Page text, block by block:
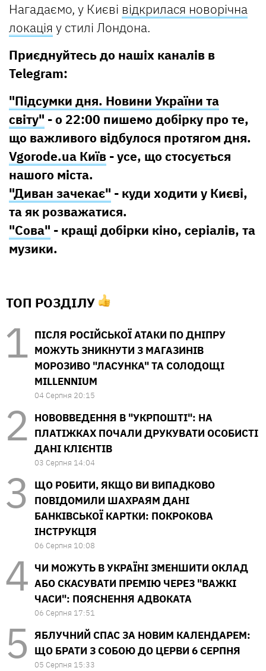
Нагадаємо, у Києві відкрилася новорічна
локація у стилі Лондона.
Приєднуйтесь до нашіх каналів в
Telegram:
"Підсумки дня. Новини України та
світу" - о 22:00 пишемо добірку про те,
що важливого відбулося протягом дня.
Vgorode.ua Київ - усе, що стосується
нашого міста.
"Диван зачекає" - куди ходити у Києві,
та як розважатися.
"Сова" - кращі добірки кіно, серіалів, та
музики.
ТОП РОЗДІЛУ
ПІСЛЯ РОСІЙСЬКОЇ АТАКИ ПО ДНІПРУ
МОЖУТЬ ЗНИКНУТИ З МАГАЗИНІВ
МОРОЗИВО "ЛАСУНКА" ТА СОЛОДОЩІ
MILLENNIUM
04 Серпня 20:15
НОВОВВЕДЕННЯ В "УКРПОШТІ": НА
ПЛАТІЖКАХ ПОЧАЛИ ДРУКУВАТИ ОСОБИСТІ
ДАНІ КЛІЄНТІВ
03 Серпня 14:04
ЩО РОБИТИ, ЯКЩО ВИ ВИПАДКОВО
ПОВІДОМИЛИ ШАХРАЯМ ДАНІ
БАНКІВСЬКОЇ КАРТКИ: ПОКРОКОВА
ІНСТРУКЦІЯ
06 Серпня 10:08
ЧИ МОЖУТЬ В УКРАЇНІ ЗМЕНШИТИ ОКЛАД
АБО СКАСУВАТИ ПРЕМІЮ ЧЕРЕЗ "ВАЖКІ
ЧАСИ": ПОЯСНЕННЯ АДВОКАТА
06 Серпня 17:51
ЯБЛУЧНИЙ СПАС ЗА НОВИМ КАЛЕНДАРЕМ:
ЩО БРАТИ З СОБОЮ ДО ЦЕРВИ 6 СЕРПНЯ
05 Серпня 15:33